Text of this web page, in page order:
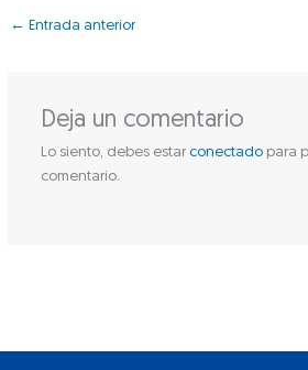
← Entrada anterior
Deja un comentario
Lo siento, debes estar conectadopara
comentario.